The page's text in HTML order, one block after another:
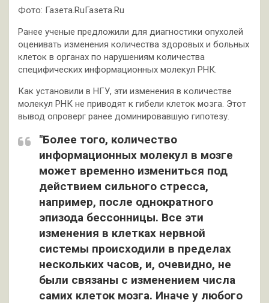
Фото: Газета.RuГазета.Ru
Ранее ученые предложили для диагностики опухолей
оценивать изменения количества здоровых и больных
клеток в органах по нарушениям количества
специфических информационных молекул РНК.
Как установили в НГУ, эти изменения в количестве
молекул РНК не приводят к гибели клеток мозга. Этот
вывод опроверг ранее доминировавшую гипотезу.
"Более того, количество
информационных молекул в мозге
может временно измениться под
действием сильного стресса,
например, после однократного
эпизода бессонницы. Все эти
изменения в клетках нервной
системы происходили в пределах
нескольких часов, и, очевидно, не
были связаны с изменением числа
самих клеток мозга. Иначе у любого